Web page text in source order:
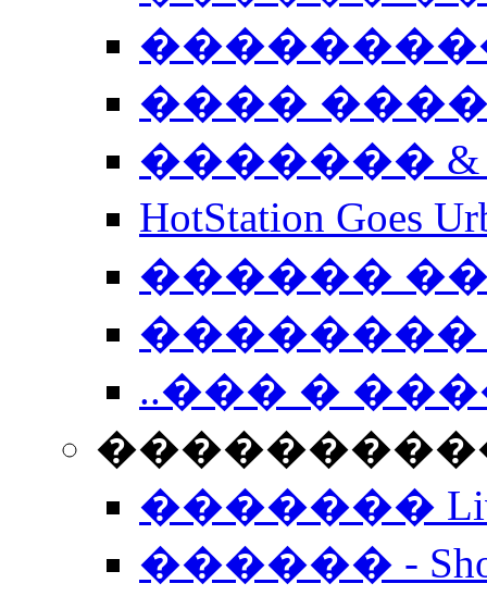
����
�������
HotStation
������
��������
..��� �
����������
�������
������ -